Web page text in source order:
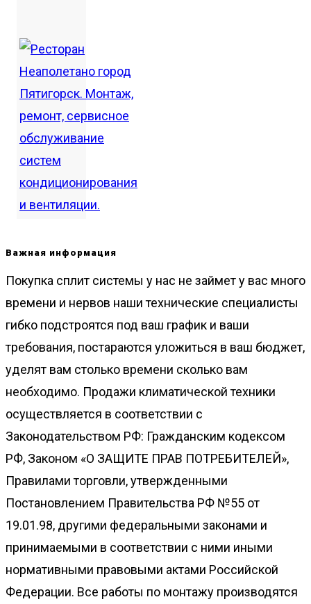
Важная информация
Покупка сплит системы у нас не займет у вас много
времени и нервов наши технические специалисты
гибко подстроятся под ваш график и ваши
требования, постараются уложиться в ваш бюджет,
уделят вам столько времени сколько вам
необходимо. Продажи климатической техники
осуществляется в соответствии с
Законодательством РФ: Гражданским кодексом
РФ, Законом «О ЗАЩИТЕ ПРАВ ПОТРЕБИТЕЛЕЙ»,
Правилами торговли, утвержденными
Постановлением Правительства РФ №55 от
19.01.98, другими федеральными законами и
принимаемыми в соответствии с ними иными
нормативными правовыми актами Российской
Федерации. Все работы по монтажу производятся